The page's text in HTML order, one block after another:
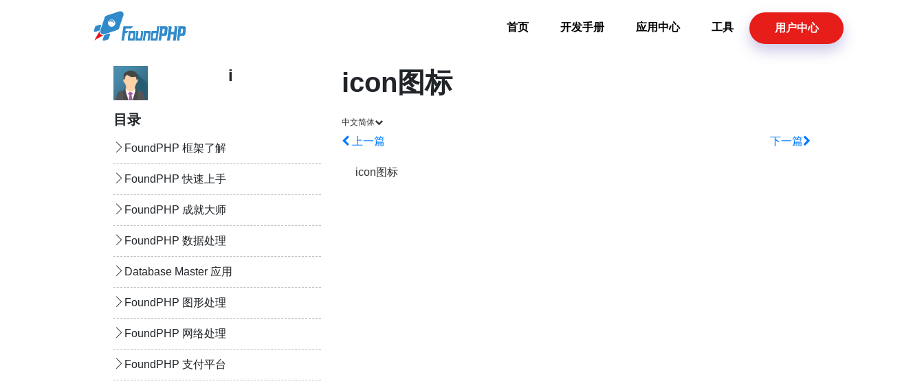
首页 开发手册 应用中心 工具 用户中心
icon图标
目录
FoundPHP 框架了解
FoundPHP 快速上手
FoundPHP 成就大师
FoundPHP 数据处理
Database Master 应用
FoundPHP 图形处理
FoundPHP 网络处理
FoundPHP 支付平台
icon图标
中文简体
上一篇 下一篇
icon图标